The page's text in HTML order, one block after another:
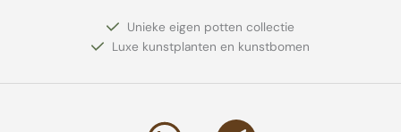
Unieke eigen potten collectie
Luxe kunstplanten en kunstbomen